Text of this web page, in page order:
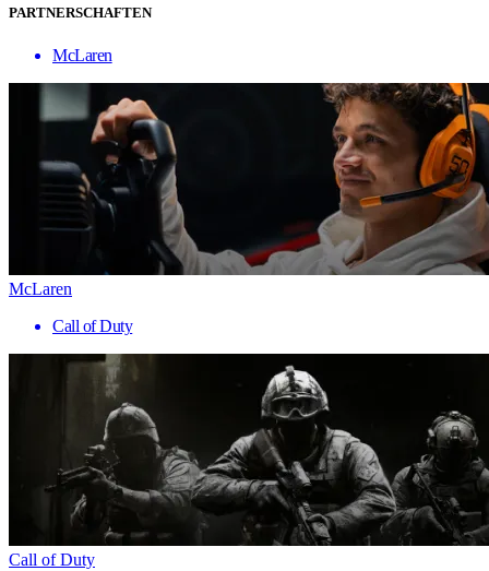
PARTNERSCHAFTEN
McLaren
McLaren
Call of Duty
Call of Duty